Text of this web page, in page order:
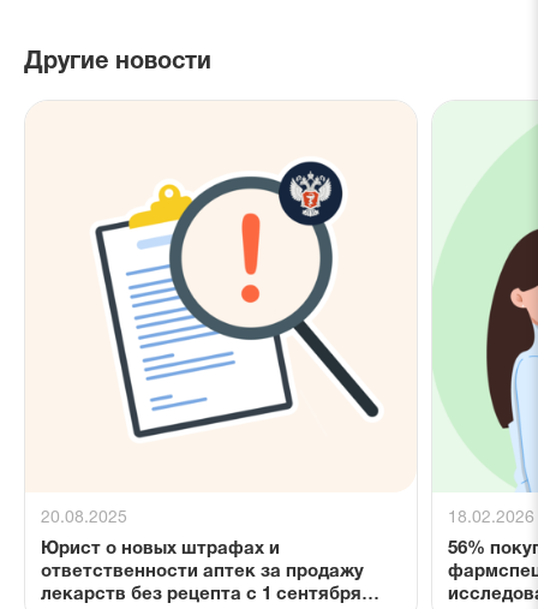
Другие новости
20.08.2025
Юрист о новых штрафах и
ответственности аптек за продажу
лекарств без рецепта с 1 сентября
18.02.2026
56%